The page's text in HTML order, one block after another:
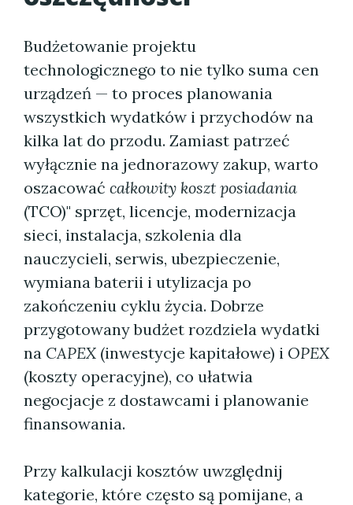
Budżetowanie projektu
technologicznego to nie tylko suma cen
urządzeń — to proces planowania
wszystkich wydatków i przychodów na
kilka lat do przodu. Zamiast patrzeć
wyłącznie na jednorazowy zakup, warto
oszacować całkowity koszt posiadania
(TCO)" sprzęt, licencje, modernizacja
sieci, instalacja, szkolenia dla
nauczycieli, serwis, ubezpieczenie,
wymiana baterii i utylizacja po
zakończeniu cyklu życia. Dobrze
przygotowany budżet rozdziela wydatki
na CAPEX (inwestycje kapitałowe) i OPEX
(koszty operacyjne), co ułatwia
negocjacje z dostawcami i planowanie
finansowania.
Przy kalkulacji kosztów uwzględnij
kategorie, które często są pomijane, a